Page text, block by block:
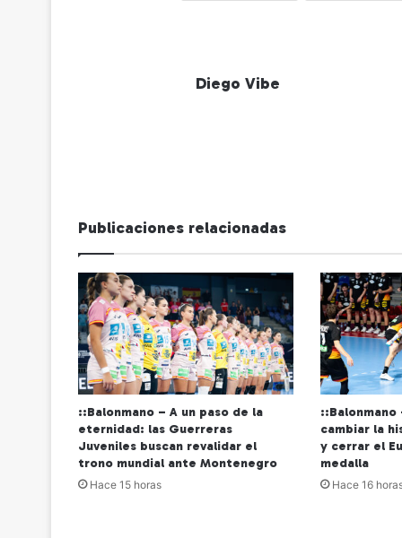
Diego Vibe
Publicaciones relacionadas
::Balonmano – A un paso de la
eternidad: las Guerreras
Juveniles buscan revalidar el
trono mundial ante Montenegro
Hace 15 horas
::Balonmano
cambiar la
y cerrar el
medalla
Hace 16